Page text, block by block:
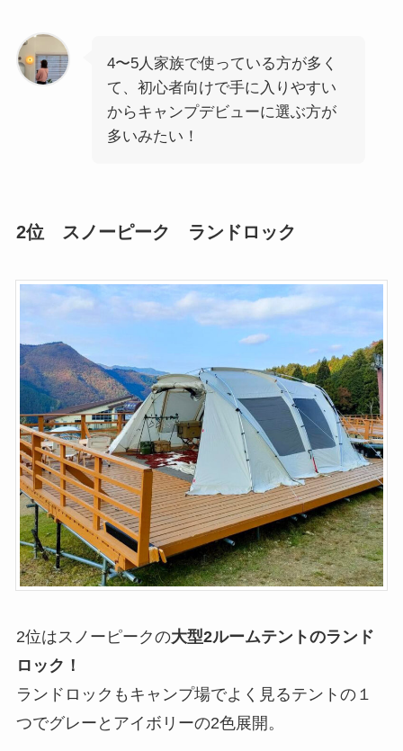
4〜5人家族で使っている方が多く
て、初心者向けで手に入りやすい
からキャンプデビューに選ぶ方が
多いみたい！
2位 スノーピーク ランドロック
2位はスノーピークの大型2ルームテントのランド
ロック！
ランドロックもキャンプ場でよく見るテントの１
つでグレーとアイボリーの2色展開。